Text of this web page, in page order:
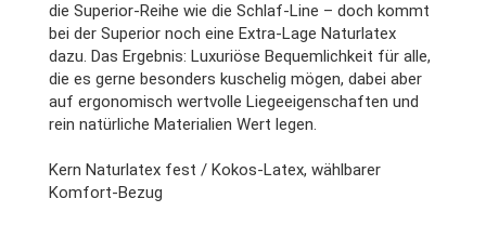
die Superior-Reihe wie die Schlaf-Line – doch kommt
bei der Superior noch eine Extra-Lage Naturlatex
dazu. Das Ergebnis: Luxuriöse Bequemlichkeit für alle,
die es gerne besonders kuschelig mögen, dabei aber
auf ergonomisch wertvolle Liegeeigenschaften und
rein natürliche Materialien Wert legen.
Kern Naturlatex fest / Kokos-Latex, wählbarer
Komfort-Bezug